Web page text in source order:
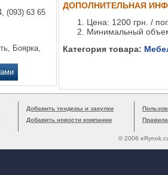
(093) 63 65
Боярка,
ДОПОЛНИТЕЛЬНАЯ
Цена: 1200 грн. /
Минимальный
Категория товара:
Добавить тендеры и закупки
Добавить новости компании
© 2006